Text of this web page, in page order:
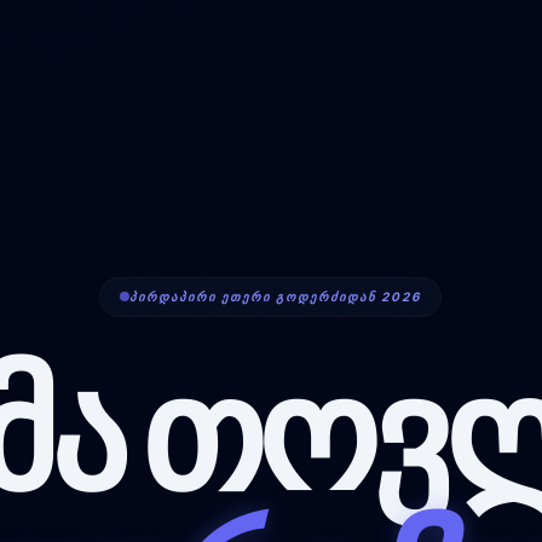
ᲞᲘᲠᲓᲐᲞᲘᲠᲘ ᲔᲗᲔᲠᲘ ᲒᲝᲓᲔᲠᲫᲘᲓᲐᲜ 2026